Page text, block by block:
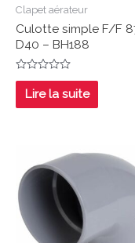
Clapet aérateur
Culotte simple F/F
D40 – BH188
Note
sur
5
Lire la suite